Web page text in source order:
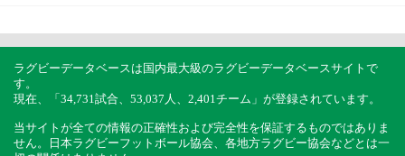
ラグビーデータベースは国内最大級のラグビーデータベースサイトで
す。
現在、「34,731試合、53,037人、2,401チーム」が登録されています。
当サイトが全ての情報の正確性および完全性を保証するものではありま
せん。日本ラグビーフットボール協会、各地方ラグビー協会などとは一